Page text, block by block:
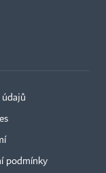
údajů
podmínky